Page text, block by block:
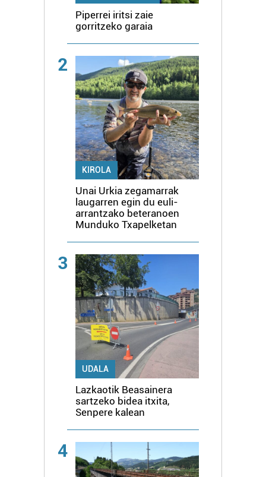
Piperrei iritsi zaie
gorritzeko garaia
2
KIROLA
Unai Urkia zegamarrak
laugarren egin du euli-
arrantzako beteranoen
Munduko Txapelketan
3
UDALA
Lazkaotik Beasainera
sartzeko bidea itxita,
Senpere kalean
4